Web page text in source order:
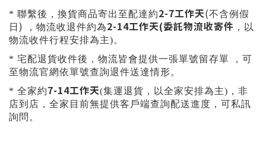
* 聯繫後 ， 換貨商品寄出至配達約2-7工作天(不含例假
日 ) ，物流收退件約為2-14工作天(委託物流收寄件 ，以
物流收件行程安排為主)。
* 宅配退貨收件後 ， 物流皆會提供一張單號留存單
，可
至物流官網依單號查詢退件送達情形。
* 全家約7-14工作天(集運退貨 ，以全家安排為主) ， 非
店到店 ，全家目前無提供客戶端查詢配送進度 ，可私訊
詢問 。